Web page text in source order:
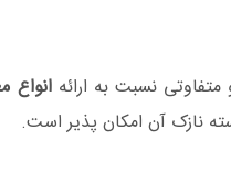
نسبت به ارائه انواع
نازک آن امکان پذیر است.